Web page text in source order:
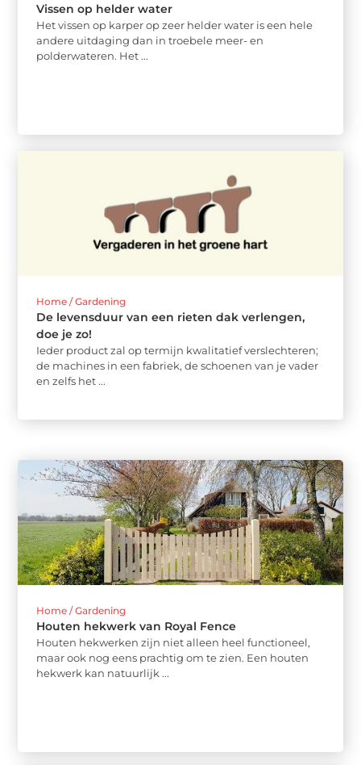
Vissen op helder water
Het vissen op karper op zeer helder water is een hele
andere uitdaging dan in troebele meer- en
polderwateren. Het ...
Home / Gardening
De levensduur van een rieten dak verlengen,
doe je zo!
Ieder product zal op termijn kwalitatief verslechteren;
de machines in een fabriek, de schoenen van je vader
en zelfs het ...
Home / Gardening
Houten hekwerk van Royal Fence
Houten hekwerken zijn niet alleen heel functioneel,
maar ook nog eens prachtig om te zien. Een houten
hekwerk kan natuurlijk ...